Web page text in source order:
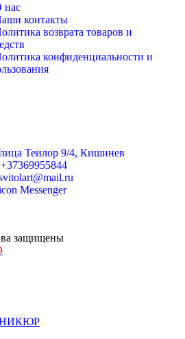
нас
контакты
возврата товаров и
конфиденциальности и
Теилор 9/4, Кишинев
+37369955844
Messenger
защищены